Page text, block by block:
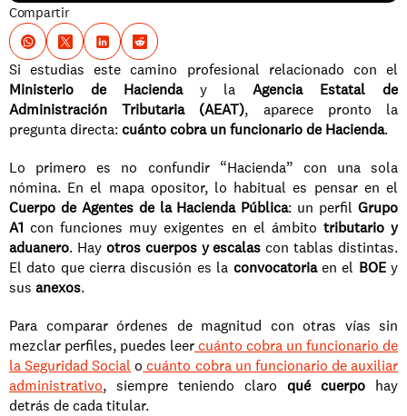
Compartir
Ministerio de Hacienda y la Agencia Estatal de
Administración Tributaria (AEAT), aparece pronto la
pregunta directa: cuánto cobra un funcionario de Hacienda.
Lo primero es no confundir “Hacienda” con una sola
Cuerpo de Agentes de la Hacienda Pública: un perfil Grupo
A1 con funciones muy exigentes en el ámbito tributario y
aduanero. Hay otros cuerpos y escalas con tablas distintas.
El dato que cierra discusión es la convocatoria en el BOE y
sus anexos.
Para comparar órdenes de magnitud con otras vías sin
mezclar perfiles, puedes leer cuánto cobra un funcionario de
la Seguridad Social o cuánto cobra un funcionario de auxiliar
administrativo, siempre teniendo claro qué cuerpo hay
detrás de cada titular.